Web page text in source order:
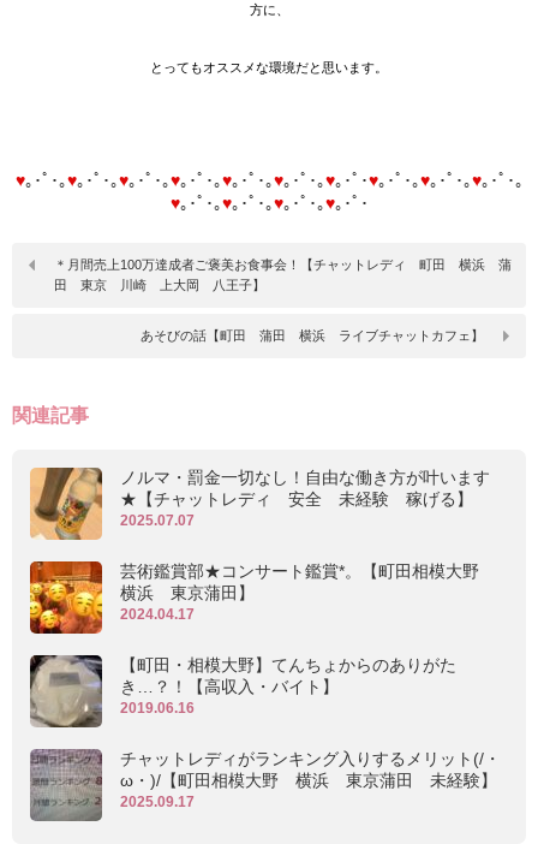
方に、
とってもオススメな環境だと思います。
♥｡･ﾟ･｡♥｡･ﾟ･｡♥｡･ﾟ･｡♥｡･ﾟ･｡♥｡･ﾟ･｡♥｡･ﾟ･｡♥｡･ﾟ･♥｡･ﾟ･｡♥｡･ﾟ･｡♥｡･ﾟ･｡
♥｡･ﾟ･｡♥｡･ﾟ･｡♥｡･ﾟ･｡♥｡･ﾟ･
＊月間売上100万達成者ご褒美お食事会！【チャットレディ 町田 横浜 蒲
田 東京 川崎 上大岡 八王子】
あそびの話【町田 蒲田 横浜 ライブチャットカフェ】
関連記事
ノルマ・罰金一切なし！自由な働き方が叶います
★【チャットレディ 安全 未経験 稼げる】
2025.07.07
芸術鑑賞部★コンサート鑑賞*。【町田相模大野
横浜 東京蒲田】
2024.04.17
【町田・相模大野】てんちょからのありがた
き…？！【高収入・バイト】
2019.06.16
チャットレディがランキング入りするメリット(/・
ω・)/【町田相模大野 横浜 東京蒲田 未経験】
2025.09.17